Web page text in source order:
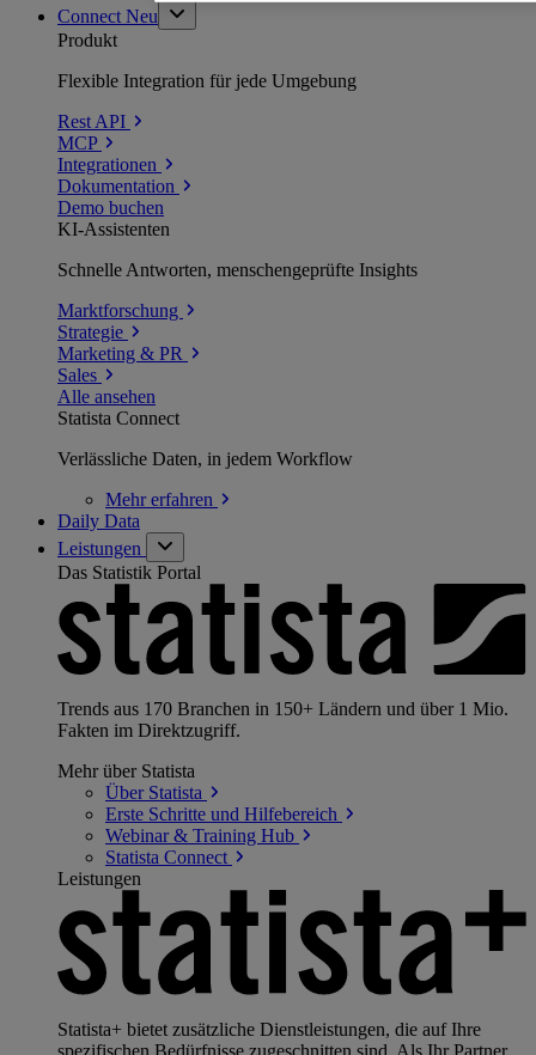
Connect Neu
Produkt
Flexible Integration für jede Umgebung
Rest API
MCP
Integrationen
Dokumentation
Demo buchen
KI-Assistenten
Schnelle Antworten, menschengeprüfte Insights
Marktforschung
Strategie
Marketing & PR
Sales
Alle ansehen
Statista Connect
Verlässliche Daten, in jedem Workflow
Mehrerfahren
Daily Data
Leistungen
Das Statistik Portal
Trends aus 170 Branchen in 150+ Ländern und über 1 Mio.
Fakten im Direktzugriff.
Mehr über Statista
Über Statista
Erste Schritte und Hilfebereich
Webinar & Training Hub
Statista Connect
Leistungen
Statista+ bietet zusätzliche Dienstleistungen, die auf Ihre
spezifischen Bedürfnisse zugeschnitten sind. Als Ihr Partner